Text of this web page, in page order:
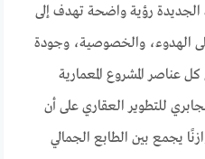
رؤية واضحة تهدف إلى
الهدوء، والخصوصية، وجودة
عناصر المشروع المعمارية
للتطوير العقاري على أن
يجمع بين الطابع الجمالي